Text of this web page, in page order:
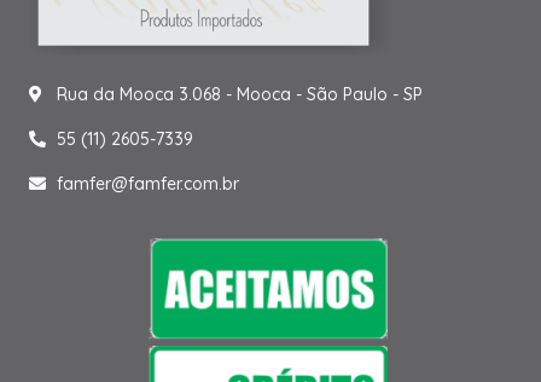
Rua da Mooca 3.068 - Mooca - São Paulo - SP
55 (11) 2605-7339
famfer@famfer.com.br